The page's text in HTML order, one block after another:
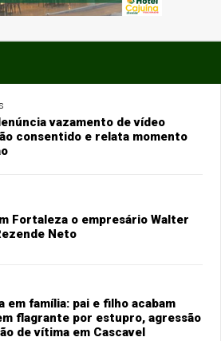
vazamento de vídeo
consentido e relata momento
Fortaleza o empresário Walter
Neto
em família: pai e filho acabam
flagrante por estupro, agressão
de vítima em Cascavel